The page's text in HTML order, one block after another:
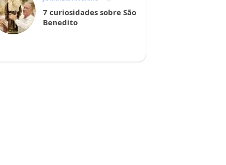
7 curiosidades sobre São
Benedito